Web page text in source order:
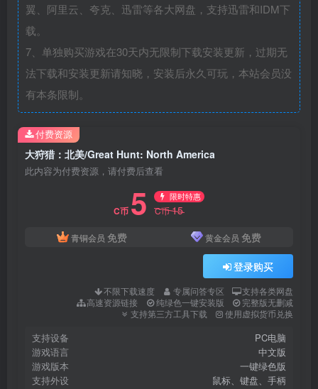
翼、阿里云、夸克、迅雷等各大网盘，支持迅雷和IDM下
载。
7、单独购买游戏在30天内无限制下载安装更新，过期无
法下载和安装更新请知晓，安装后永久可玩，本站会员没
有本条限制。
大狩猎：北美/Great Hunt: North America
此内容为付费资源，请付费后查看
C币 5 限时特惠
C币15
青铜会员 免费 黄金会员 免费
登录购买
不限下载速度 专属问答专区
支持各类网盘
高速资源链接
纯绿色一键安装版
完整版无删减
支持第三方工具下载
使用虚拟货币兑换
支持设备
PC电脑
游戏语言
中文版
游戏版本
一键绿色版
支持外设
鼠标、键盘、手柄
付费资源